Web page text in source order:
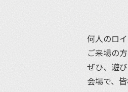
何人のロ
ご来場の
ぜひ、遊
会場で、